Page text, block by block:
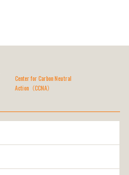
Center for Carbon Neutral
Action（CCNA）